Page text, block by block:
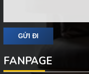
FANPAGE